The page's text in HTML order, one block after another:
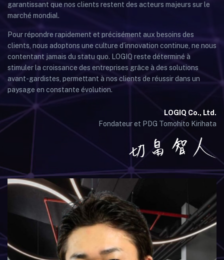
garantissant que nos clients restent des acteurs majeurs sur le
marché mondial.
Pour répondre rapidement et précisément aux besoins des
clients, nous adoptons une culture d’innovation continue, ne nous
contentant jamais du statu quo. LOGIQ reste déterminé à
stimuler la croissance des entreprises grâce à des solutions
avant-gardistes, permettant à nos clients de réussir dans un
paysage en constante évolution.
LOGIQ Co., Ltd.
Fondateur et PDG Tomohito Kirihata